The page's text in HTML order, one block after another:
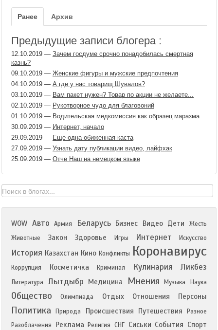
Ранее Архив
Предыдущие записи блогера :
12.10.2019 — Зачем госдуме срочно понадобилась смертная
казнь?
09.10.2019 — Женские фигуры и мужские предпочтения
04.10.2019 — А где у нас товарищ Шувалов?
03.10.2019 — Вам пакет нужен? Товар по акции не желаете...
02.10.2019 — Рукотворное чудо для благовоний
01.10.2019 — Водительская медкомиссия как образец маразма
30.09.2019 — Интернет, начало
29.09.2019 — Еще одна обиженная каста
27.09.2019 — Узнать дату публикации видео, лайфхак
25.09.2019 — Отче Наш на немецком языке
WOW Авто Армия Беларусь Бизнес Видео Дети
Жесть
Животные
Закон Здоровье Игры Интернет Искусство
История Казахстан Кино Конфликты Коронавирус
Коррупция Косметичка Криминал Кулинария Ликбез
Литература Лытдыбр Медицина Мнения Музыка Наука
Общество Олимпиада Отдых Отношения Персоны
Политика Природа Происшествия Путешествия
Разное
Разоблачения
Реклама Религия СНГ Сиськи События Спорт